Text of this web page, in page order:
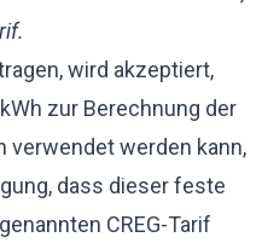
wird akzeptiert,
zur Berechnung der
werden kann,
dass dieser feste
CREG-Tarif